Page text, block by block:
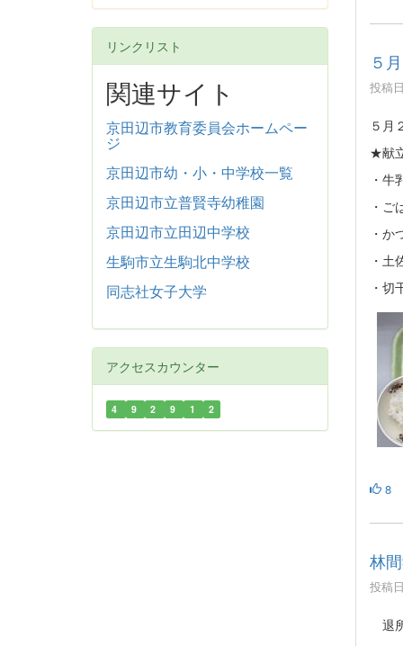
５
投稿
５月
★献
・牛
・ご
・か
・土
・切
8
林
投稿
退
リンクリスト
関連サイト
京田辺市教育委員会ホームペー
ジ
京田辺市幼・小・中学校一覧
京田辺市立普賢寺幼稚園
京田辺市立田辺中学校
生駒市立生駒北中学校
同志社女子大学
アクセスカウンター
4 9 2 9 1 2